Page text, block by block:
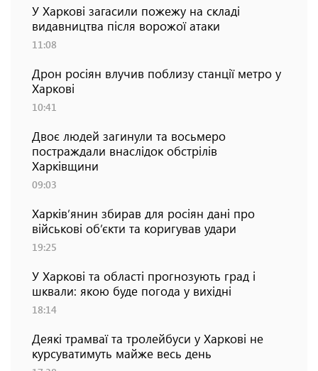
У Харкові загасили пожежу на складі
видавництва після ворожої атаки
11:08
Дрон росіян влучив поблизу станції метро у
Харкові
10:41
Двоє людей загинули та восьмеро
постраждали внаслідок обстрілів
Харківщини
09:03
Харків’янин збирав для росіян дані про
військові об’єкти та коригував удари
19:25
У Харкові та області прогнозують град і
шквали: якою буде погода у вихідні
18:14
Деякі трамваї та тролейбуси у Харкові не
курсуватимуть майже весь день